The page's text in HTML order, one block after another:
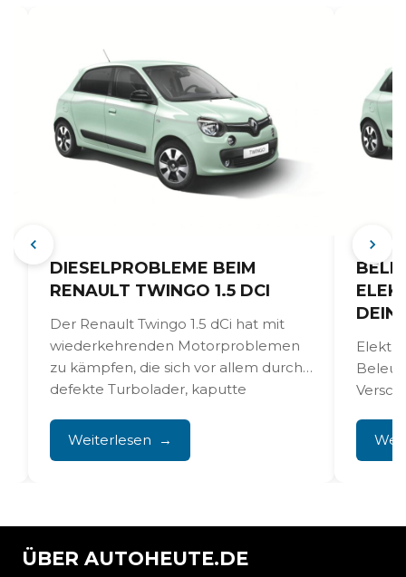
DIESELPROBLEME BEIM
RENAULT TWINGO 1.5 DCI
Der Renault Twingo 1.5 dCi hat mit
wiederkehrenden Motorproblemen
zu kämpfen, die sich vor allem durch
defekte Turbolader, kaputte
Weiterlesen
ÜBER AUTOHEUTE.DE